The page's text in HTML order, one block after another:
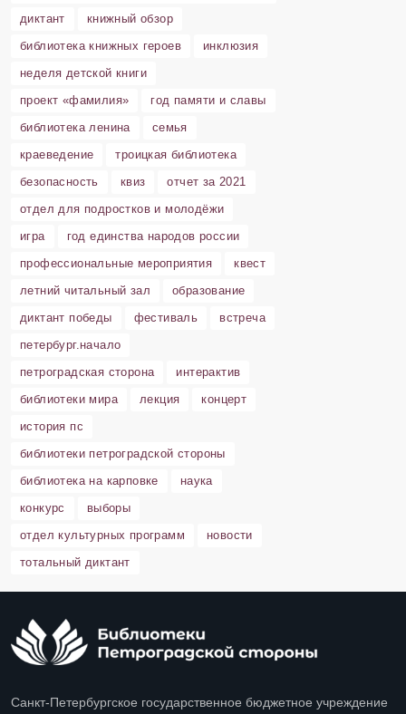
диктант
книжный обзор
библиотека книжных героев
инклюзия
неделя детской книги
проект «фамилия»
год памяти и славы
библиотека ленина
семья
краеведение
троицкая библиотека
безопасность
квиз
отчет за 2021
отдел для подростков и молодёжи
игра
год единства народов россии
профессиональные мероприятия
квест
летний читальный зал
образование
диктант победы
фестиваль
встреча
петербург.начало
петроградская сторона
интерактив
библиотеки мира
лекция
концерт
история пс
библиотеки петроградской стороны
библиотека на карповке
наука
конкурс
выборы
отдел культурных программ
новости
тотальный диктант
Санкт-Петербургское государственное бюджетное учреждение